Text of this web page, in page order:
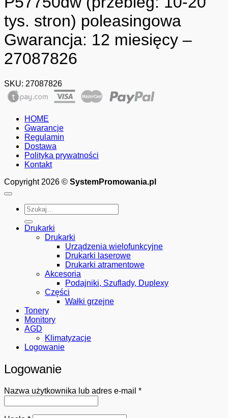
tys. stron) poleasingowa
Gwarancja: 12 miesięcy –
27087826
SKU: 27087826
HOME
Gwarancje
Regulamin
Dostawa
Polityka prywatności
Kontakt
Copyright 2026 © SystemPromowania.pl
Szukaj:
Drukarki
Drukarki
Urządzenia wielofunkcyjne
Drukarki laserowe
Drukarki atramentowe
Akcesoria
Podajniki, Szuflady, Duplexy
Części
Wałki grzejne
Tonery
Monitory
AGD
Klimatyzacje
Logowanie
Logowanie
Nazwa użytkownika lub adres e-mail *Wymagane